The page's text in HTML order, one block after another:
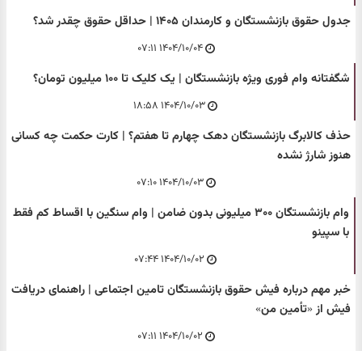
جدول حقوق بازنشستگان و کارمندان ۱۴۰۵ | حداقل حقوق چقدر شد؟
۱۴۰۴/۱۰/۰۴ ۰۷:۱۱
شگفتانه وام فوری ویژه بازنشستگان | یک کلیک تا ۱۰۰ میلیون تومان؟
۱۴۰۴/۱۰/۰۳ ۱۸:۵۸
حذف کالابرگ بازنشستگان دهک چهارم تا هفتم؟ | کارت حکمت چه کسانی
هنوز شارژ نشده
۱۴۰۴/۱۰/۰۳ ۰۷:۱۰
وام بازنشستگان ۳۰۰ میلیونی بدون ضامن | وام سنگین با اقساط کم فقط
با سپینو
۱۴۰۴/۱۰/۰۲ ۰۷:۴۴
خبر مهم درباره فیش حقوق بازنشستگان تامین اجتماعی | راهنمای دریافت
فیش از «تأمین من»
۱۴۰۴/۱۰/۰۲ ۰۷:۱۱